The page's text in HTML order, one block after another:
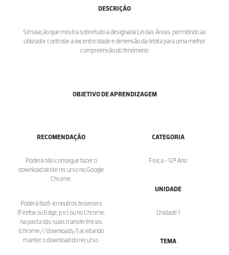
DESCRIÇÃO
Simulação que mostra sobretudo a designada Lei das Áreas, permitindo ao
utilizador controlar a excentricidade e dimensão da órbita para uma melhor
compreensão do fenómeno.
OBJETIVO DE APRENDIZAGEM
RECOMENDAÇÃO
Poderá não conseguir fazer o
download deste recurso no Google
Chrome.
Poderá fazê-lo noutros browsers
(Firefox ou Edge, p.e.) ou no Chrome,
na pasta das suas transferências
(chrome://downloads/) aceitando
manter o download do recurso.
CATEGORIA
Física - 12º Ano
UNIDADE
Unidade 1
TEMA